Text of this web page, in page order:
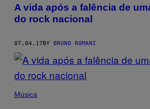
A vida após a falência de
do rock nacional
07.04.17BY BRUNO ROMANI
Música